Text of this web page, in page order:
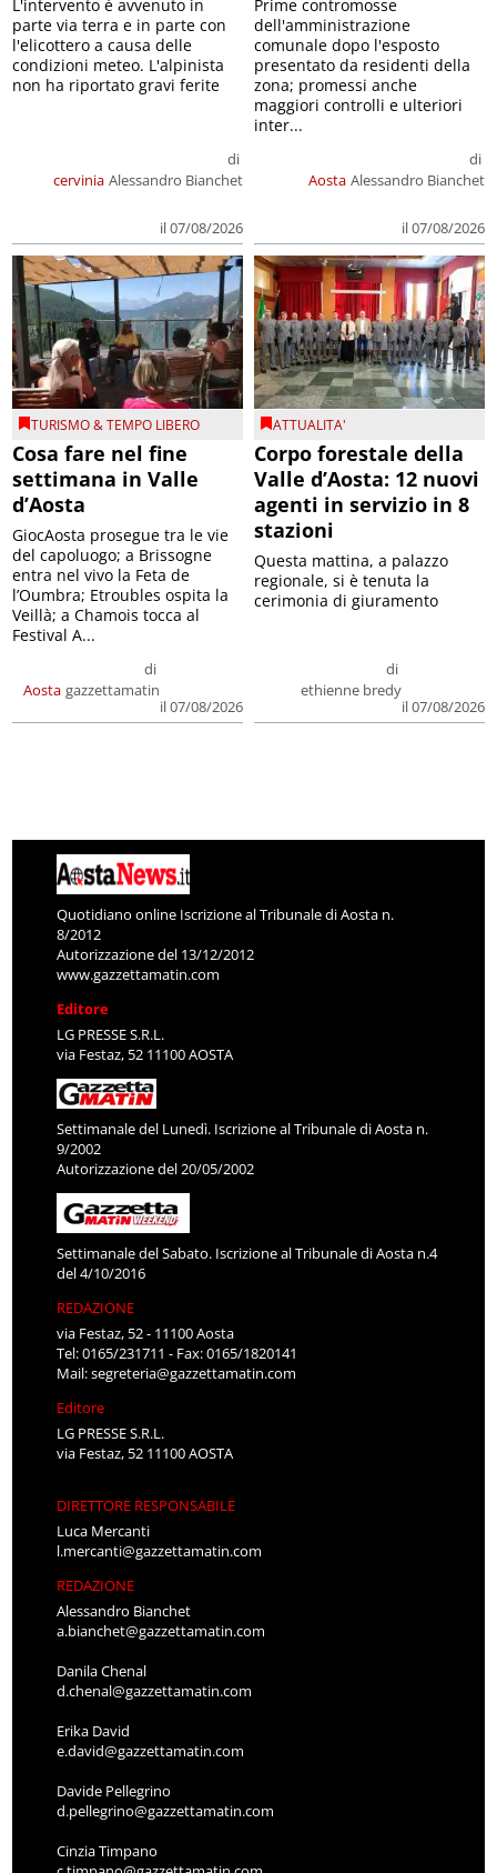
cervinia
di
Alessandro Bianchet
il 07/08/2026
L'intervento è avvenuto in
parte via terra e in parte con
l'elicottero a causa delle
condizioni meteo. L'alpinista
non ha riportato gravi ferite
Aosta
di
Alessandro Bianchet
il 07/08/2026
Prime contromosse
dell'amministrazione
comunale dopo l'esposto
presentato da residenti della
zona; promessi anche
maggiori controlli e ulteriori
inter...
TURISMO & TEMPO LIBERO
Cosa fare nel fine
settimana in Valle
d’Aosta
Aosta
di
gazzettamatin
il 07/08/2026
GiocAosta prosegue tra le vie
del capoluogo; a Brissogne
entra nel vivo la Feta de
l’Oumbra; Etroubles ospita la
Veillà; a Chamois tocca al
Festival A...
ATTUALITA'
Corpo forestale della
Valle d’Aosta: 12 nuovi
agenti in servizio in 8
stazioni
di
ethienne bredy
il 07/08/2026
Questa mattina, a palazzo
regionale, si è tenuta la
cerimonia di giuramento
Quotidiano online Iscrizione al Tribunale di Aosta n.
8/2012
Autorizzazione del 13/12/2012
www.gazzettamatin.com
Editore
LG PRESSE S.R.L.
via Festaz, 52 11100 AOSTA
Settimanale del Lunedì. Iscrizione al Tribunale di Aosta n.
9/2002
Autorizzazione del 20/05/2002
Settimanale del Sabato. Iscrizione al Tribunale di Aosta n.4
del 4/10/2016
REDAZIONE
via Festaz, 52 - 11100 Aosta
Tel: 0165/231711 - Fax: 0165/1820141
Mail:segreteria@gazzettamatin.com
Editore
LG PRESSE S.R.L.
via Festaz, 52 11100 AOSTA
DIRETTORE RESPONSABILE
Luca Mercanti
l.mercanti@gazzettamatin.com
REDAZIONE
Alessandro Bianchet
a.bianchet@gazzettamatin.com
Danila Chenal
d.chenal@gazzettamatin.com
Erika David
e.david@gazzettamatin.com
Davide Pellegrino
d.pellegrino@gazzettamatin.com
Cinzia Timpano